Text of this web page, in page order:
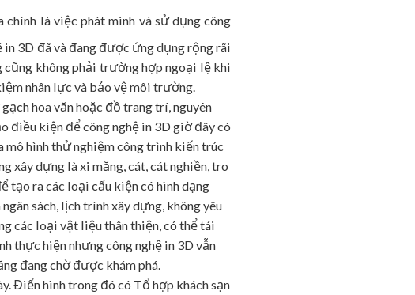
là việc phát minh và sử dụng công
3D đã và đang được ứng dụng rộng rãi
cũng không phải trường hợp ngoại lệ khi
nhân lực và bảo vệ môi trường.
hoa văn hoặc đồ trang trí, nguyên
điều kiện để công nghệ in 3D giờ đây có
mô hình thử nghiệm công trình kiến trúc
xây dựng là xi măng, cát, cát nghiền, tro
tạo ra các loại cấu kiện có hình dạng
sách, lịch trình xây dựng, không yêu
các loại vật liệu thân thiện, có thể tái
thực hiện nhưng công nghệ in 3D vẫn
đang chờ được khám phá.
Điển hình trong đó có Tổ hợp khách sạn